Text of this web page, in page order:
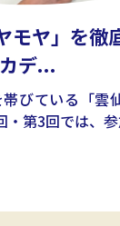
モヤ」を徹
デ...
びている「雲
・第3回では、